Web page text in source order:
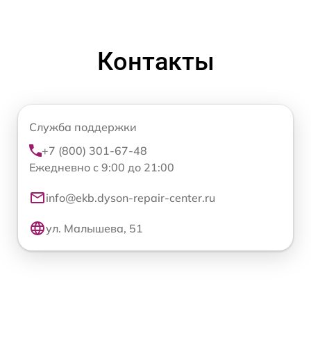
Контакты
Служба поддержки
+7 (800) 301-67-48
Ежедневно с 9:00 до 21:00
info@ekb.dyson-repair-center.ru
ул. Малышева, 51